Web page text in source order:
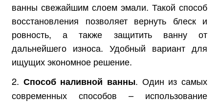
ванны свежайшим слоем эмали. Такой способ
восстановления позволяет вернуть блеск и
ровность, а также защитить ванну от
дальнейшего износа. Удобный вариант для
ищущих экономное решение.
2. Способ наливной ванны. Один из самых
современных способов – использование